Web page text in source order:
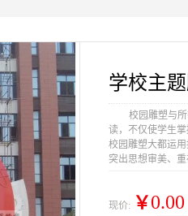
学校主
校园雕塑与
读，不仅使学生
校园雕塑大都运
突出思想审美、
现价: ￥0.00